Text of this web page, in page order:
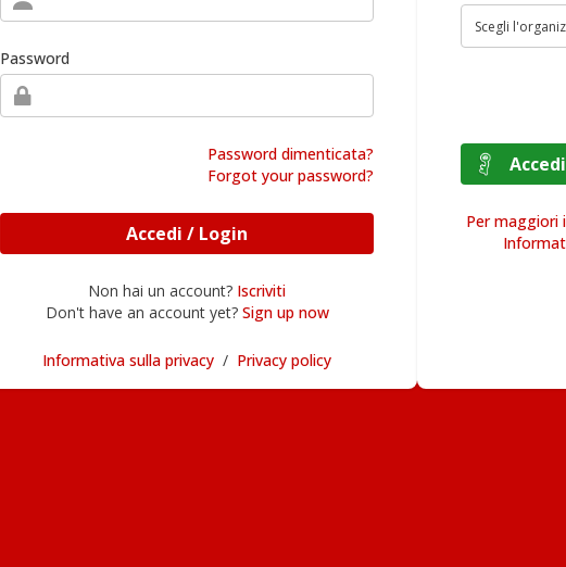
Password
Password dimenticata?
Forgot your password?
Accedi / Login
Non hai un account? Iscriviti
Don't have an account yet? Sign up now
Informativa sulla privacy / Privacy policy
Per maggiori